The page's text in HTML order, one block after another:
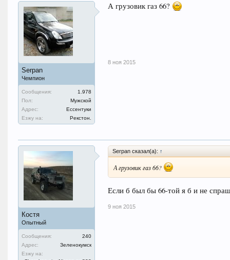
Serpan
Чемпион
Сообщения:
1.978
Пол:
Мужской
Адрес:
Ессентуки
Езжу на:
Рекстон.
А грузовик газ 66?
8 ноя 2015
Костя
Опытный
Сообщения:
240
Адрес:
Зеленокумск
Езжу на:
Serpan сказал(а): ↑
А грузовик газ 66?
Если б был бы 66-той я б и не
9 ноя 2015